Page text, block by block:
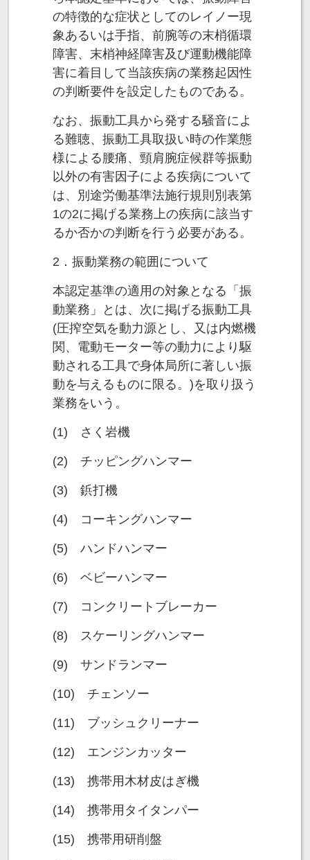
の特徴的な症状としてのレイノー現
象あるいは手指、前腕等の末梢循環
障害、末梢神経障害及び運動機能障
害に着目して当該疾病の業務起因性
の判断要件を設定したものである。
なお、振動工具から発する騒音によ
る難聴、振動工具取扱い時の作業態
様による腰痛、頸肩腕症候群等振動
以外の有害因子による疾病について
は、別途労働基準法施行規則別表第
1の2に掲げる業務上の疾病に該当す
るか否かの判断を行う必要がある。
2．振動業務の範囲について
本認定基準の適用の対象となる「振
動業務」とは、次に掲げる振動工具
(圧搾空気を動力源とし、又は内燃機
関、電動モーター等の動力により駆
動される工具で身体局所に著しい振
動を与えるものに限る。)を取り扱う
業務をいう。
(1) さく岩機
(2) チッピングハンマー
(3) 鋲打機
(4) コーキングハンマー
(5) ハンドハンマー
(6) ベビーハンマー
(7) コンクリートブレーカー
(8) スケーリングハンマー
(9) サンドランマー
(10) チェンソー
(11) ブッシュクリーナー
(12) エンジンカッター
(13) 携帯用木材皮はぎ機
(14) 携帯用タイタンパー
(15) 携帯用研削盤